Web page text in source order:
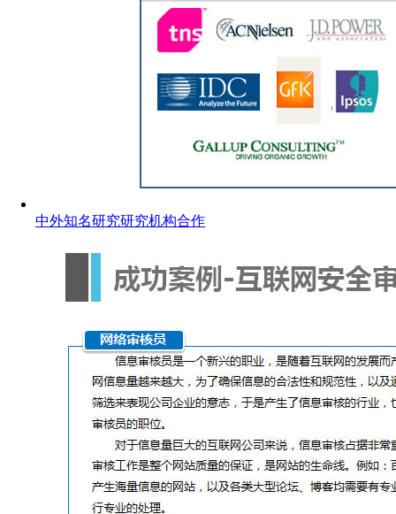
中外知名研究研究机构合作